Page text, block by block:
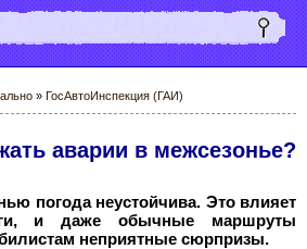
» ГосАвтоИнспекция (ГАИ)
аварии в межсезонье?
погода неустойчива. Это влияет
и даже обычные маршруты
неприятные сюрпризы.